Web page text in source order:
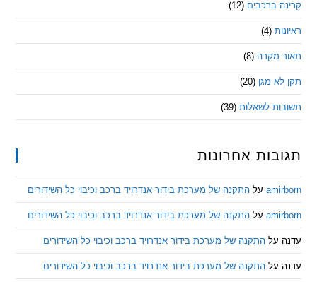
ברכבים (12)
(8)
מגן (20)
לשאלות (39)
אחרונות
עלהתקנה של מערכת בידור אנדרויד ברכב וכיבוי כל השידורים
עלהתקנה של מערכת בידור אנדרויד ברכב וכיבוי כל השידורים
התקנה של מערכת בידור אנדרויד ברכב וכיבוי כל השידורים
התקנה של מערכת בידור אנדרויד ברכב וכיבוי כל השידורים